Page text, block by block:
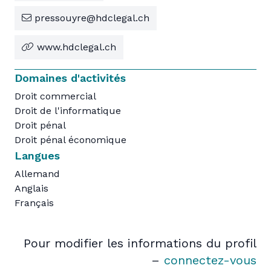
pressouyre@hdclegal.ch
www.hdclegal.ch
Domaines d'activités
Droit commercial
Droit de l'informatique
Droit pénal
Droit pénal économique
Langues
Allemand
Anglais
Français
Pour modifier les informations du profil
– connectez-vous